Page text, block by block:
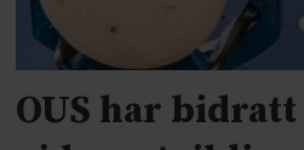
OUS har